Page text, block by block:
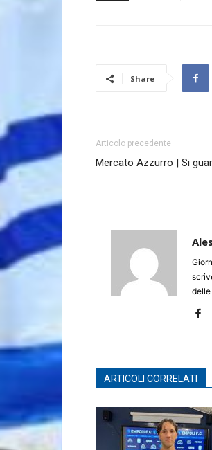
Share
Articolo precedente
Mercato Azzurro | Si
ARTICOLI CORRELATI